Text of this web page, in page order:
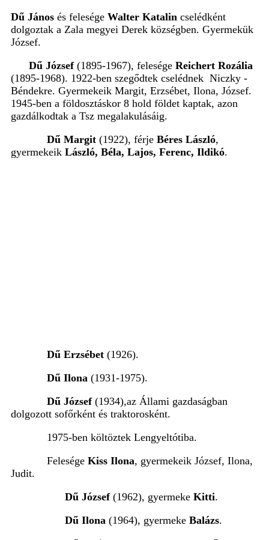
Dű János és felesége Walter Katalin cselédként
dolgoztak a Zala megyei Derek községben. Gyermekük
József.
Dű József (1895-1967), felesége Reichert Rozália
(1895-1968). 1922-ben szegődtek cselédnek Niczky -
Béndekre. Gyermekeik Margit, Erzsébet, Ilona, József.
1945-ben a földosztáskor 8 hold földet kaptak, azon
gazdálkodtak a Tsz megalakulásáig.
Dű Margit (1922), férje Béres László,
gyermekeik László, Béla, Lajos, Ferenc, Ildikó.
Dű Erzsébet (1926).
Dű Ilona (1931-1975).
Dű József (1934),az Állami gazdaságban
dolgozott sofőrként és traktorosként.
1975-ben költöztek Lengyeltótiba.
Felesége Kiss Ilona, gyermekeik József, Ilona,
Judit.
Dű József (1962), gyermeke Kitti.
Dű Ilona (1964), gyermeke Balázs.